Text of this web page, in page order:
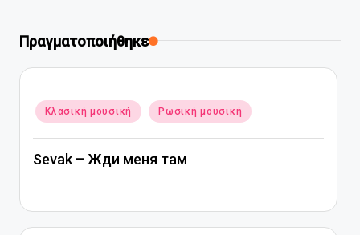
Πραγματοποιήθηκε
Αναρτήθηκε
σε
Κλασική μουσική Ρωσική μουσική
Sevak – Жди меня там